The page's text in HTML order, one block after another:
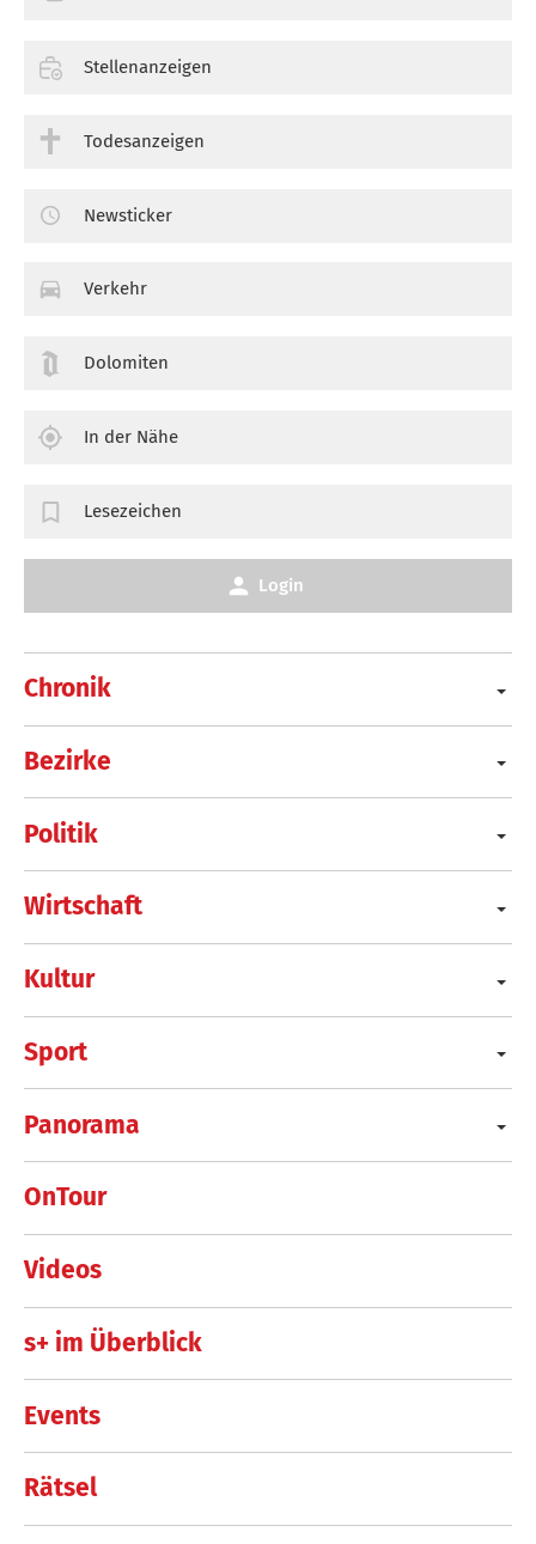
Chronik
Bezirke
Politik
Wirtschaft
Kultur
Sport
Panorama
OnTour
Videos
s+ im Überblick
Events
Rätsel
Stellenanzeigen
Todesanzeigen
Newsticker
Verkehr
Dolomiten
In der Nähe
Lesezeichen
Login